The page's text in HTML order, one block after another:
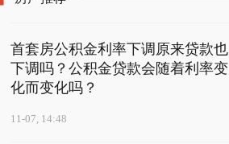
首套房公积金利率下调原来贷款也
下调吗？公积金贷款会随着利率变
化而变化吗？
11-07, 14:48